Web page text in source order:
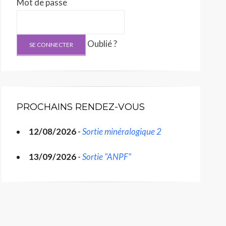
Mot de passe
Oublié ?
PROCHAINS RENDEZ-VOUS
12/08/2026-Sortie minéralogique 2
13/09/2026-Sortie "ANPF"